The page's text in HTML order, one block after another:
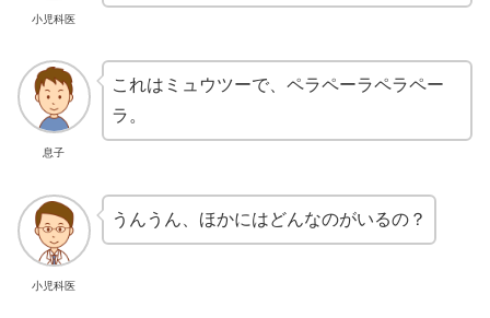
小児科医
息子
これはミュウツーで、ペラペーラペラペー
ラ。
小児科医
うんうん、ほかにはどんなのがいるの？